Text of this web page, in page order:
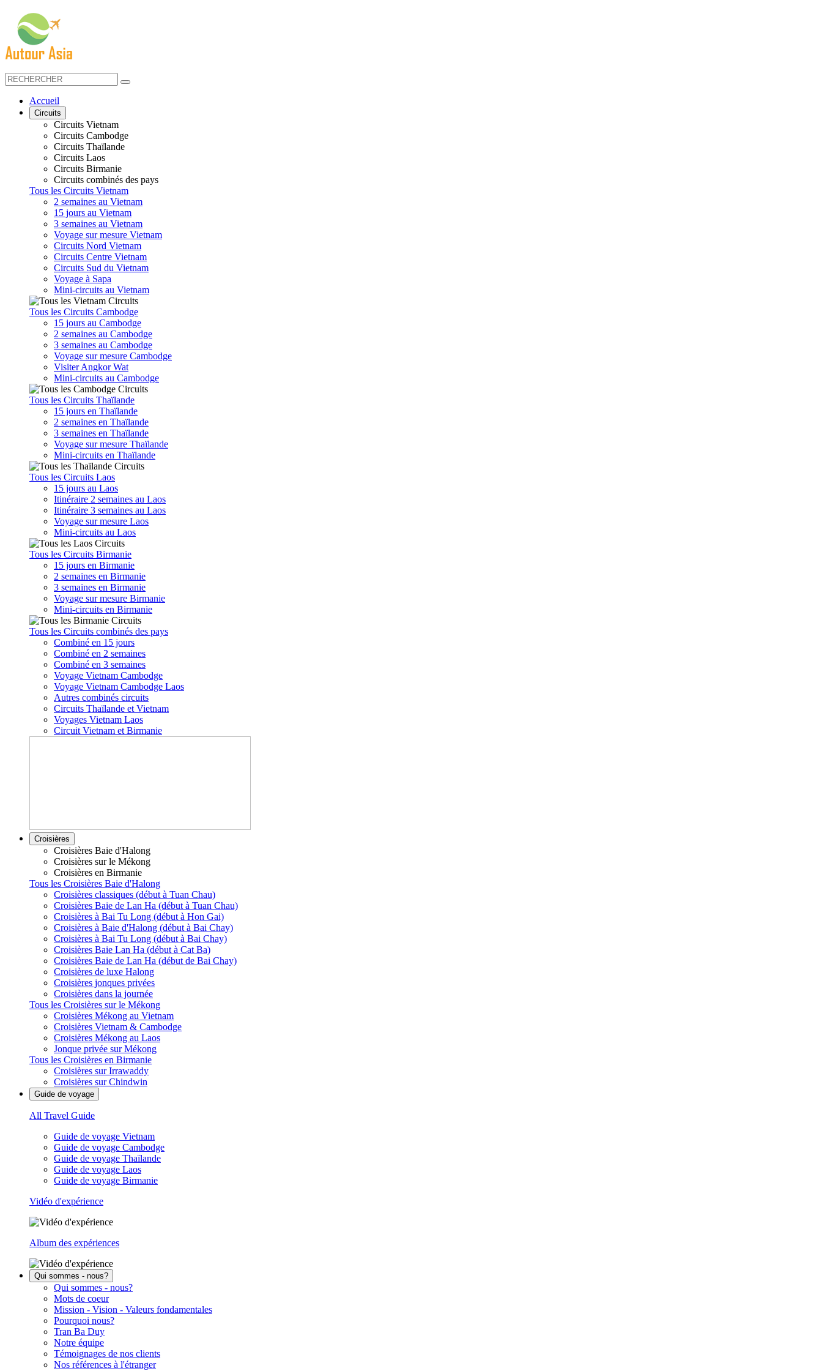
Accueil
Circuits
Circuits Vietnam
Circuits Cambodge
Circuits Thaïlande
Circuits Laos
Circuits Birmanie
Circuits combinés des pays
Tous les Circuits Vietnam
2 semaines au Vietnam
15 jours au Vietnam
3 semaines au Vietnam
Voyage sur mesure Vietnam
Circuits Nord Vietnam
Circuits Centre Vietnam
Circuits Sud du Vietnam
Voyage à Sapa
Mini-circuits au Vietnam
Tous les Circuits Cambodge
15 jours au Cambodge
2 semaines au Cambodge
3 semaines au Cambodge
Voyage sur mesure Cambodge
Visiter Angkor Wat
Mini-circuits au Cambodge
Tous les Circuits Thaïlande
15 jours en Thaïlande
2 semaines en Thaïlande
3 semaines en Thaïlande
Voyage sur mesure Thaïlande
Mini-circuits en Thaïlande
Tous les Circuits Laos
15 jours au Laos
Itinéraire 2 semaines au Laos
Itinéraire 3 semaines au Laos
Voyage sur mesure Laos
Mini-circuits au Laos
Tous les Circuits Birmanie
15 jours en Birmanie
2 semaines en Birmanie
3 semaines en Birmanie
Voyage sur mesure Birmanie
Mini-circuits en Birmanie
Tous les Circuits combinés des pays
Combiné en 15 jours
Combiné en 2 semaines
Combiné en 3 semaines
Voyage Vietnam Cambodge
Voyage Vietnam Cambodge Laos
Autres combinés circuits
Circuits Thaïlande et Vietnam
Voyages Vietnam Laos
Circuit Vietnam et Birmanie
Croisières
Croisières Baie d'Halong
Croisières sur le Mékong
Croisières en Birmanie
Tous les Croisières Baie d'Halong
Croisières classiques (début à Tuan Chau)
Croisières Baie de Lan Ha (début à Tuan Chau)
Croisières à Bai Tu Long (début à Hon Gai)
Croisières à Baie d'Halong (début à Bai Chay)
Croisières à Bai Tu Long (début à Bai Chay)
Croisières Baie Lan Ha (début à Cat Ba)
Croisières Baie de Lan Ha (début de Bai Chay)
Croisières de luxe Halong
Croisières jonques privées
Croisières dans la journée
Tous les Croisières sur le Mékong
Croisières Mékong au Vietnam
Croisières Vietnam & Cambodge
Croisières Mékong au Laos
Jonque privée sur Mékong
Tous les Croisières en Birmanie
Croisières sur Irrawaddy
Croisières sur Chindwin
Guide de voyage
All Travel Guide
Guide de voyage Vietnam
Guide de voyage Cambodge
Guide de voyage Thaïlande
Guide de voyage Laos
Guide de voyage Birmanie
Vidéo d'expérience
Album des expériences
Qui sommes - nous?
Qui sommes - nous?
Mots de coeur
Mission - Vision - Valeurs fondamentales
Pourquoi nous?
Tran Ba Duy
Notre équipe
Témoignages de nos clients
Nos références à l'étranger